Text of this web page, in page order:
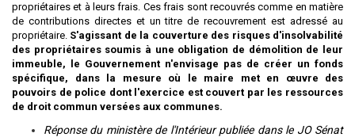
propriétaires et à leurs frais. Ces frais sont recouvrés comme en matière
de contributions directes et un titre de recouvrement est adressé au
propriétaire. S'agissant de la couverture des risques d'insolvabilité
des propriétaires soumis à une obligation de démolition de leur
immeuble, le Gouvernement n'envisage pas de créer un fonds
spécifique, dans la mesure où le maire met en œuvre des
pouvoirs de police dont l'exercice est couvert par les ressources
de droit commun versées aux communes.
Réponse du ministère de l'Intérieur publiée dans le JO Sénat